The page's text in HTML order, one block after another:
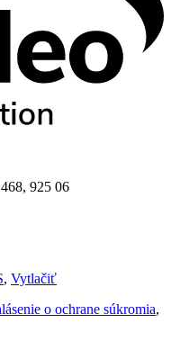
925 06
, Vytlačiť
o ochrane súkromia,